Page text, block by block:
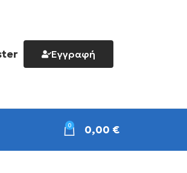
Εγγραφή
0 0,00 €